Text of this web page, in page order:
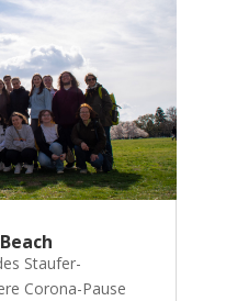
Staufer-
Corona-Pause